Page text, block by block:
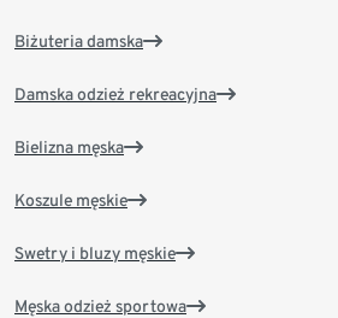
Biżuteria damska
Damska odzież rekreacyjna
Bielizna męska
Koszule męskie
Swetry i bluzy męskie
Męska odzież sportowa